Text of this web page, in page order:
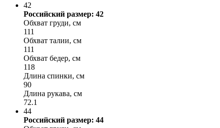
42
Российский размер: 42
Обхват груди, см
111
Обхват талии, см
111
Обхват бедер, см
118
Длина спинки, см
90
Длина рукава, см
72.1
44
Российский размер: 44